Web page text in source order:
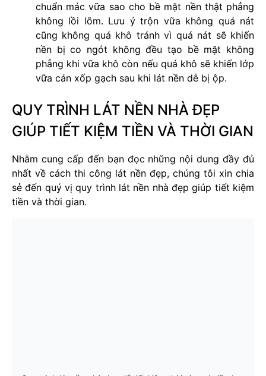
chuẩn mác vữa sao cho bề mặt nền thật phẳng
không lồi lõm. Lưu ý trộn vữa không quá nát
cũng không quá khô tránh vì quá nát sẽ khiến
nền bị co ngót không đều tạo bề mặt không
phẳng khi vữa khô còn nếu quá khô sẽ khiến lớp
vữa cán xốp gạch sau khi lát nền dễ bị ộp.
QUY TRÌNH LÁT NỀN NHÀ ĐẸP
GIÚP TIẾT KIỆM TIỀN VÀ THỜI GIAN
Nhằm cung cấp đến bạn đọc những nội dung đầy đủ
nhất về cách thi công lát nền đẹp, chúng tôi xin chia
sẻ đến quý vị quy trình lát nền nhà đẹp giúp tiết kiệm
tiền và thời gian.